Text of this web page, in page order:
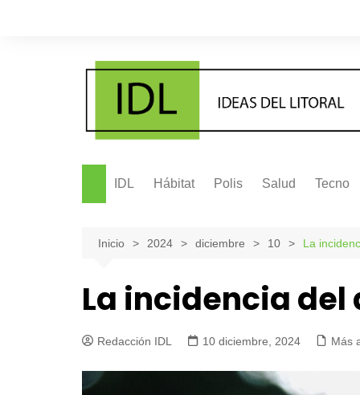
IDL Hábitat Polis Salud Tecno
Inicio 2024 diciembre 10 La
La incidencia del
Redacción IDL 10 diciembre, 2024 Más